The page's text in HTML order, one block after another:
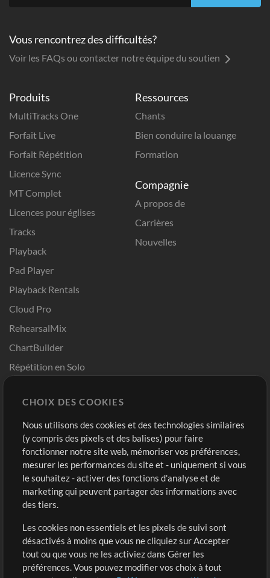
Produits
MultiTracks One
Forfait Live
Forfait Répétition
Licence Sync
MT Complet
Licences pour églises
Tracks
Playback
Pad Player
Playback Rentals
Cloud Pro
RehearsalMix
ChartBuilder
Répétition en Solo
Modèles ProPresenter
Sons
Ressources
Chants
Bien conduire la louange
Formation
Compagnie
A propos de
Carrières
Nouvelles
Boutique
Acheter des crédits
Contenu gratuit
Extras
Sessions
Compte
Connexion
S'inscrire
Vous rencontrez des difficultés?
Voir les FAQs ou contacter notre équipe du soutien
CHOIX DES COOKIES
Nous utilisons des cookies et des technologies similaires
(y compris des pixels et des balises) pour faire
fonctionner notre site web, mémoriser vos préférences,
mesurer les performances du site et - uniquement si vous
le souhaitez - activer des fonctions d'analyse et de
marketing qui peuvent partager des informations avec
des tiers.
Les cookies non essentiels et les pixels de suivi sont
désactivés à moins que vous ne cliquiez sur Accepter
tout ou que vous ne les activiez dans Gérer les
préférences. Vous pouvez modifier vos choix à tout